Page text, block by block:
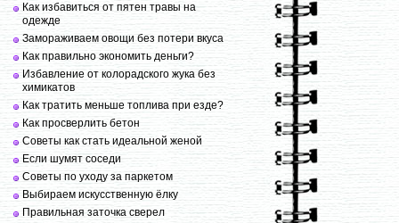
Как избавиться от пятен травы на
одежде
Замораживаем овощи без потери вкуса
Как правильно экономить деньги?
Избавление от колорадского жука без
химикатов
Как тратить меньше топлива при езде?
Как просверлить бетон
Советы как стать идеальной женой
Если шумят соседи
Советы по уходу за паркетом
Выбираем искусственную ёлку
Правильная заточка сверел